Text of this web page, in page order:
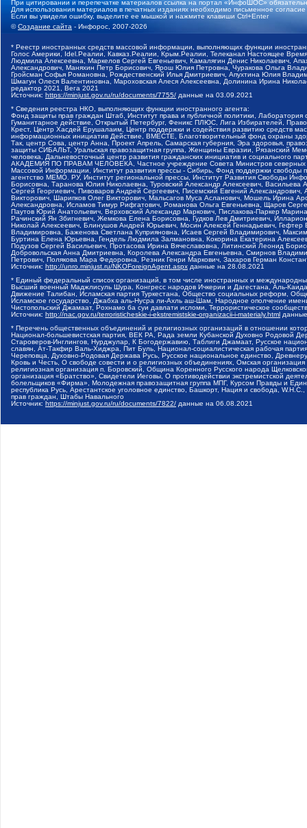
При цитировании и перепечатке материалов ссылка на портал «ИнфоШОС»
Для использования материалов в печатных изданиях необходимо письменное
Если вы увидели ошибку, выделите ее мышкой и нажмите клавиши Ctrl+Enter
©Создание сайта - Инфорос, 2007-2026
* Реестр иностранных средств массовой информации, выполняющих функции
Голос Америки, Idel.Реалии, Кавказ.Реалии, Крым.Реалии, Телеканал Настоящее
Людмила Алексеевна, Маркелов Сергей Евгеньевич, Камалягин Денис Николаевич,
Александрович, Маняхин Петр Борисович, Ярош Юлия Петровна, Чуракова Ольга
Гройсман Софья Романовна, Рождественский Илья Дмитриевич, Апухтина Юлия
Шмагун Олеся Валентиновна, Мароховская Алеся Алексеевна, Долинина Ирина
редактор 2021, Вега 2021
Источник: https://minjust.gov.ru/ru/documents/7755/ данные на 03.09.2021
* Сведения реестра НКО, выполняющих функции иностранного агента:
Фонд защиты прав граждан Штаб, Институт права и публичной политики,
Гуманитарное действие, Открытый Петербург, Феникс ПЛЮС, Лига Избирателей,
Крест, Центр Хасдей Ерушалаим, Центр поддержки и содействия развитию средств
информационных инициатив Действие, ВМЕСТЕ, Благотворительный фонд охраны
Так, центр Сова, центр Анна, Проект Апрель, Самарская губерния, Эра здоровья,
защиты СИБАЛЬТ, Уральская правозащитная группа, Женщины Евразии, Рязанский
человека, Дальневосточный центр развития гражданских инициатив и социального
АКАДЕМИЯ ПО ПРАВАМ ЧЕЛОВЕКА, Частное учреждение Совета Министров северных
Массовой Информации, Институт развития прессы - Сибирь, Фонд поддержки
агентство МЕМО. РУ, Институт региональной прессы, Институт Развития Свободы
Борисовна, Таранова Юлия Николаевна, Туровский Александр Алексеевич,
Сергей Георгиевич, Пивоваров Андрей Сергеевич, Писемский Евгений
Викторович, Шарипков Олег Викторович, Мальсагов Муса Асланович, Мошель Ирина
Александровна, Исламов Тимур Рифгатович, Романова Ольга Евгеньевна, Щаров
Паутов Юрий Анатольевич, Верховский Александр Маркович, Пислакова-Паркер
Рачинский Ян Збигневич, Жемкова Елена Борисовна, Гудков Лев Дмитриевич,
Николай Алексеевич, Блинушов Андрей Юрьевич, Мосин Алексей Геннадьевич,
Владимировна, Баженова Светлана Куприяновна, Исаев Сергей Владимирович,
Буртина Елена Юрьевна, Гендель Людмила Залмановна, Кокорина Екатерина
Подузов Сергей Васильевич, Протасова Ирина Вячеславовна, Литинский Леонид
Добровольская Анна Дмитриевна, Королева Александра Евгеньевна, Смирнов
Петрович, Полякова Мара Федоровна, Резник Генри Маркович, Захаров Герман
Источник: http://unro.minjust.ru/NKOForeignAgent.aspx данные на 28.08.2021
* Единый федеральный список организаций, в том числе иностранных и
Высший военный Маджлисуль Шура, Конгресс народов Ичкерии и Дагестана, Аль-
Движение Талибан, Исламская партия Туркестана, Общество социальных реформ,
Исламское государство, Джабха аль-Нусра ли-Ахль аш-Шам, Народное ополчение
Чистопольский Джамаат, Рохнамо ба суи давлати исломи, Террористическое
Источник: http://nac.gov.ru/terroristicheskie-i-ekstremistskie-organizacii-i-materialy.html
* Перечень общественных объединений и религиозных организаций в отношении
Национал-большевистская партия, ВЕК РА, Рада земли Кубанской Духовно Родовой
Староверов-Инглингов, Нурджулар, К Богодержавию, Таблиги Джамаат, Русское
славян, Ат-Такфир Валь-Хиджра, Пит Буль, Национал-социалистическая рабочая
Череповца, Духовно-Родовая Держава Русь, Русское национальное единство,
Кровь и Честь, О свободе совести и о религиозных объединениях, Омская
религиозная организация п. Боровский, Община Коренного Русского народа
организация «Братство», Свидетели Иеговы, О противодействии экстремистской
болельщиков «Фирма», Молодежная правозащитная группа МПГ, Курсом Правды и
республика Русь, Арестантское уголовное единство, Башкорт, Нация и свобода,
прав граждан, Штабы Навального
Источник: https://minjust.gov.ru/ru/documents/7822/ данные на 06.08.2021